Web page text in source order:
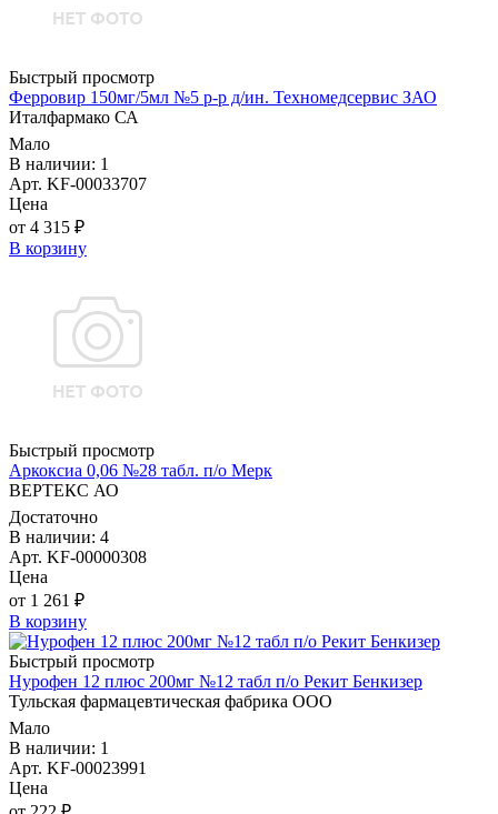
Быстрый просмотр
Ферровир 150мг/5мл №5 р-р д/ин. Техномедсервис ЗАО
Италфармако СА
Мало
В наличии: 1
Арт. KF-00033707
Цена
от 4 315 ₽
В корзину
Быстрый просмотр
Аркоксиа 0,06 №28 табл. п/о Мерк
ВЕРТЕКС АО
Достаточно
В наличии: 4
Арт. KF-00000308
Цена
от 1 261 ₽
В корзину
Быстрый просмотр
Нурофен 12 плюс 200мг №12 табл п/о Рекит Бенкизер
Тульская фармацевтическая фабрика ООО
Мало
В наличии: 1
Арт. KF-00023991
Цена